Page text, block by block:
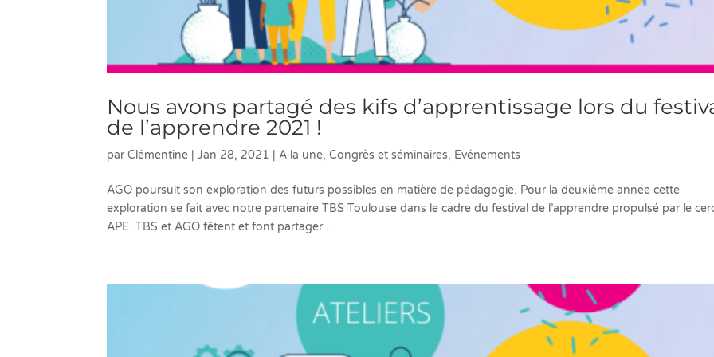
Nous avons partagé des kifs d’apprentissage lors du
de l’apprendre 2021 !
parClémentine |Jan 28, 2021 |A la une,Congrès et séminaires, Evénements
AGO poursuit son exploration des futurs possibles en matière de pédagogie. Pour la deuxième année cette
exploration se fait avec notre partenaire TBS Toulouse dans le cadre du festival de l’apprendre propulsé par le
APE. TBS et AGO fêtent et font partager...